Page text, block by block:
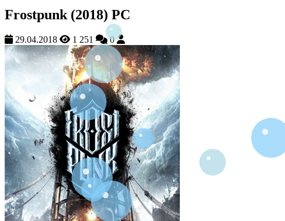
Frostpunk (2018) PC
29.04.2018 1 251 0